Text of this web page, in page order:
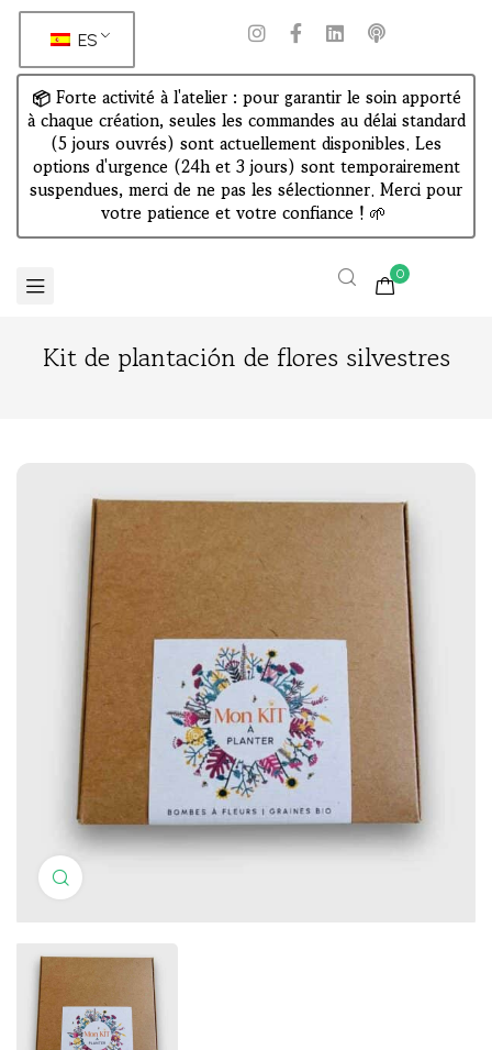
📦 Forte activité à l'atelier : pour garantir le soin apporté
à chaque création, seules les commandes au délai standard
(5 jours ouvrés) sont actuellement disponibles. Les
options d'urgence (24h et 3 jours) sont temporairement
suspendues, merci de ne pas les sélectionner. Merci pour
votre patience et votre confiance ! 🌱
ES
0
Kit de plantación de flores silvestres